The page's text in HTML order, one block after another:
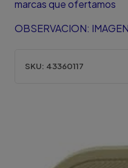
marcas que ofertamos
OBSERVACION:
SKU: 43360117